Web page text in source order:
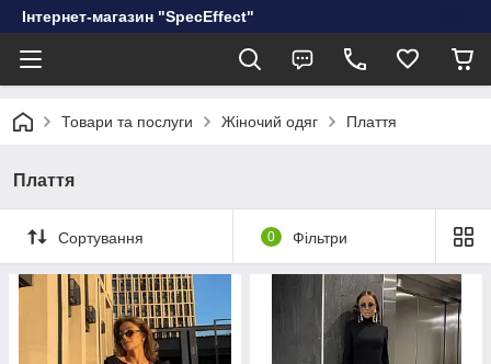
Інтернет-магазин "SpecEffect"
Товари та послуги Жіночий одяг Плаття
Плаття
Сортування 0 Фільтри